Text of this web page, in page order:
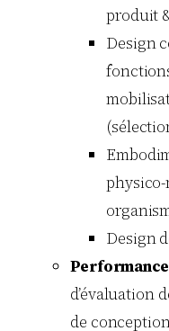
produit
Design
Design
Performance
d’évaluation
de